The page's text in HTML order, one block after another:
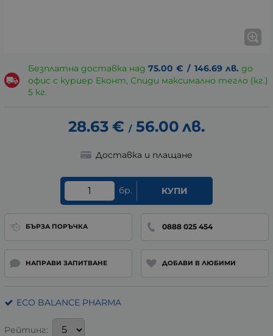
Безплатна доставка над 75.00 € / 146.69 лв. до
офис с куриер Еконт, Спиди максимално тегло (кг.)
5 кг.
28.63 € / 56.00 лв.
Доставка и плащане
бр. КУПИ
БЪРЗА ПОРЪЧКА 0888 025 454
НАПРАВИ ЗАПИТВАНЕ ДОБАВИ В ЛЮБИМИ
ECO BALANCE PHARMA
Рейтинг: